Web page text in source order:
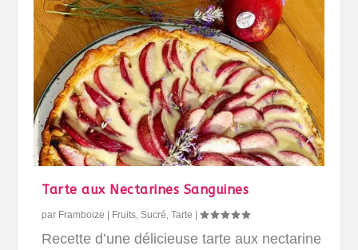
Tarte aux Nectarines Sanguines
par Framboize Fruits,Sucré,Tarte |
Recette d’une délicieuse tarte aux nectarine